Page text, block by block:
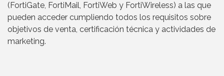
(FortiGate, FortiMail, FortiWeb y FortiWireless) a las que
pueden acceder cumpliendo todos los requisitos sobre
objetivos de venta, certificación técnica y actividades de
marketing.